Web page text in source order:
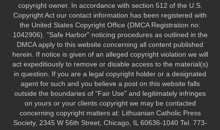
copyright owner. In accordance with section 512 of the U.S.
Copyright Act our contact information has been registered with
the United States Copyright Office (DMCA Registration no:
1042906). "Safe Harbor" noticing procedures as outlined in the
DMCA apply to this website concerning all content published
herein. If notice is given of an alleged copyright violation we will
act expeditiously to remove or disable access to the material(s)
in question. If you are a legal copyright holder or a designated
agent for such and you believe a post on this website falls
outside the boundaries of "Fair Use" and legitimately infringes
on yours or your clients copyright we may be contacted
concerning copyright matters at: Lithuanian Catholic Press
Society, 2345 W 56th Street, Chicago, IL 60636-1040 Tel. 773-